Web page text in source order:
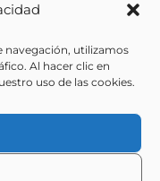
navegación, utilizamos
Al hacer clic en
uso de las cookies.
de Gestión